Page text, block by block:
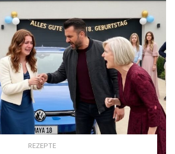
REZEPTE